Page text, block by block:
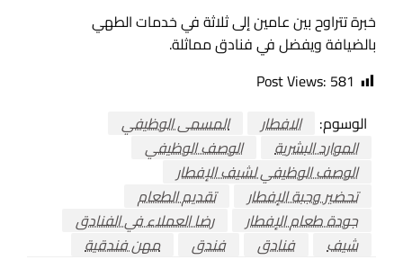
خبرة تتراوح بين عامين إلى ثلاثة في خدمات الطهي
بالضيافة ويفضل في فنادق مماثلة.
Post Views: 581
الوسوم:
الافطار
المسمى الوظيفي
الموارد البشرية
الوصف الوظيفي
الوصف الوظيفي لشيف الإفطار
تحضير وجبة الإفطار
تقديم الطعام
جودة طعام الإفطار
رضا العملاء في الفنادق
شيف
فنادق فندق مهن فندقية